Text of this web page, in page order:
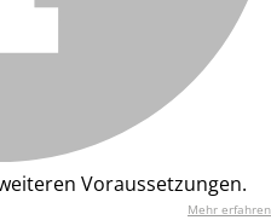
Voraussetzungen.
Mehr erfahren